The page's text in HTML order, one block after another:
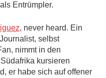
Entrümpler.
, never heard. Ein
selbst
nimmt in den
kursieren
er habe sich auf offener